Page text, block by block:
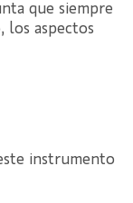
que siempre
los aspectos
instrumento